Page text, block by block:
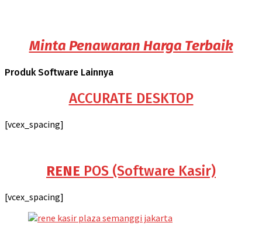
Minta Penawaran Harga Terbaik
Produk Software Lainnya
ACCURATE DESKTOP
[vcex_spacing]
RENE POS (Software Kasir)
[vcex_spacing]